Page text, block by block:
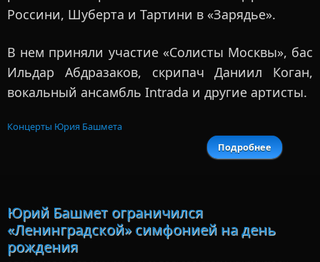
Россини, Шуберта и Тартини в «Зарядье».
В нем приняли участие «Солисты Москвы», бас
Ильдар Абдразаков, скрипач Даниил Коган,
вокальный ансамбль Intrada и другие артисты.
Концерты Юрия Башмета
Подробнее
Юрий Башмет ограничился
«Ленинградской» симфонией на день
рождения